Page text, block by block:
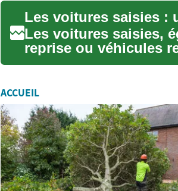
Les voitures saisies,
reprise ou véhicules
occasio...
ACCUEIL